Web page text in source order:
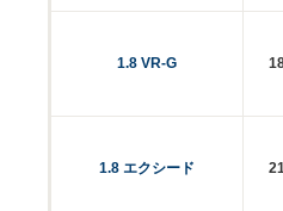
1.8 VR-G
1.8 エクシード